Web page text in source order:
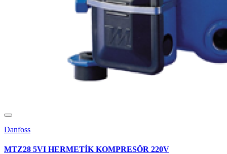
Danfoss
MTZ28 5VI HERMETİK KOMPRESÖR 220V